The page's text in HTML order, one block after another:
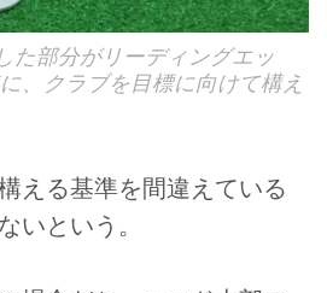
た部分がリーディングエッ
、クラブを目標に向けて構え
える基準を間違えている
いという。